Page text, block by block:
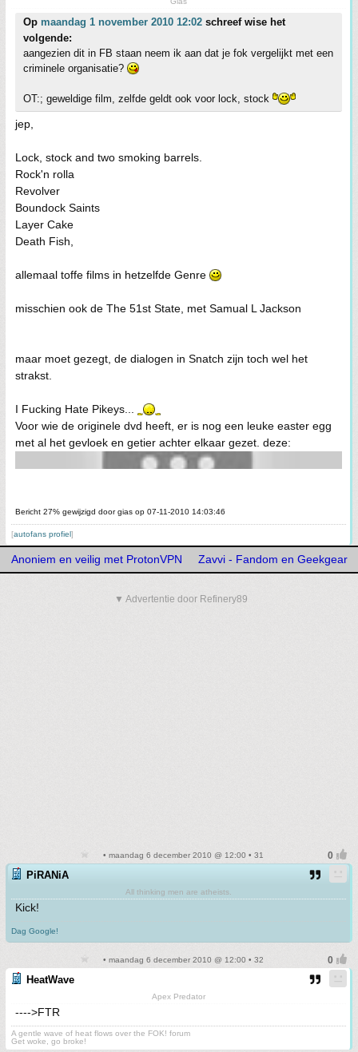
Op maandag 1 november 2010 12:02 schreef wise het
volgende:
aangezien dit in FB staan neem ik aan dat je fok vergelijkt met een
criminele organisatie?
OT:; geweldige film, zelfde geldt ook voor lock, stock
jep,
Lock, stock and two smoking barrels.
Rock'n rolla
Revolver
Boundock Saints
Layer Cake
Death Fish,
allemaal toffe films in hetzelfde Genre
misschien ook de The 51st State, met Samual L Jackson
maar moet gezegt, de dialogen in Snatch zijn toch wel het
strakst.
I Fucking Hate Pikeys...
Voor wie de originele dvd heeft, er is nog een leuke easter egg
met al het gevloek en getier achter elkaar gezet. deze:
Bericht 27% gewijzigd door gias op 07-11-2010 14:03:46
[autofans profiel]
Anoniem en veilig met ProtonVPN Zavvi - Fandom en Geekgear
▼ Advertentie door Refinery89
• maandag 6 december 2010 @ 12:00 • 31
PiRANiA
All thinking men are atheists.
Kick!
Dag Google!
• maandag 6 december 2010 @ 12:00 • 32
HeatWave
Apex Predator
---->FTR
A gentle wave of heat flows over the FOK! forum
Get woke, go broke!